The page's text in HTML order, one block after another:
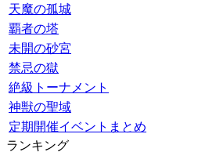
天魔の孤城
覇者の塔
未開の砂宮
禁忌の獄
絶級トーナメント
神獣の聖域
定期開催イベントまとめ
ランキング